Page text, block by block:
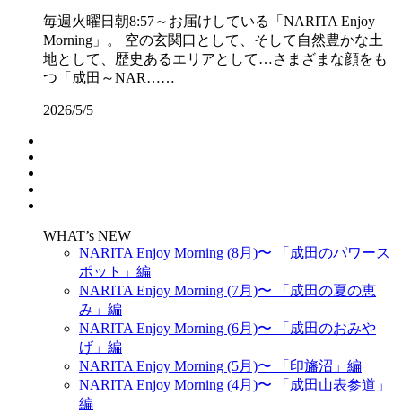
毎週火曜日朝8:57～お届けしている「NARITA Enjoy
Morning」。 空の玄関口として、そして自然豊かな土
地として、歴史あるエリアとして…さまざまな顔をも
つ「成田～NAR……
2026/5/5
WHAT’s NEW
NARITA Enjoy Morning (8月)〜 「成田のパワース
ポット」編
NARITA Enjoy Morning (7月)〜 「成田の夏の恵
み」編
NARITA Enjoy Morning (6月)〜 「成田のおみや
げ」編
NARITA Enjoy Morning (5月)〜 「印旛沼」編
NARITA Enjoy Morning (4月)〜 「成田山表参道」
編